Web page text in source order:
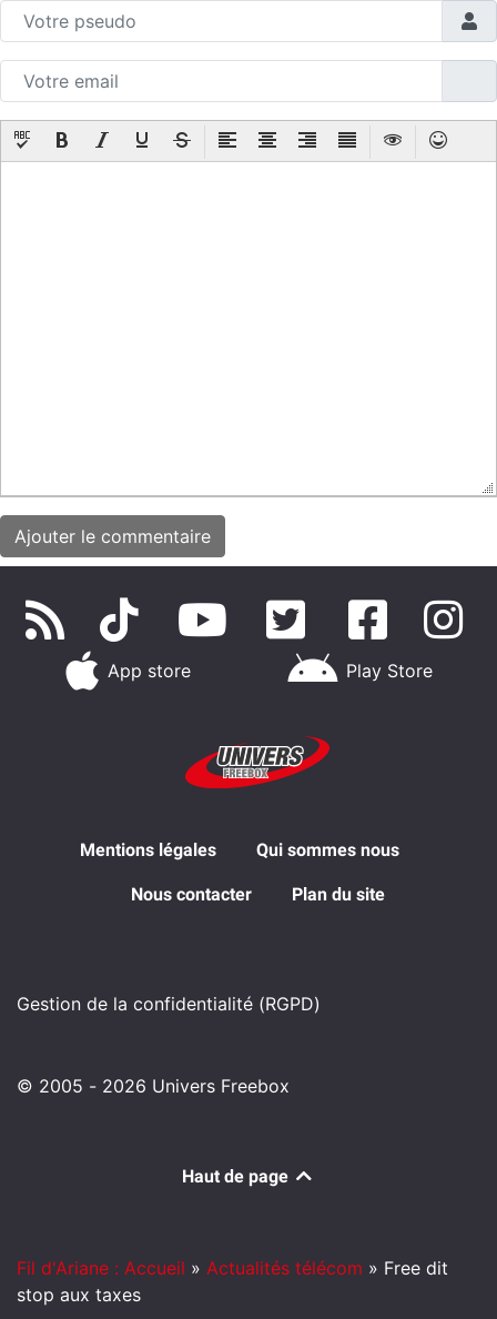
App store Play Store
Mentions légales Qui sommes nous
Nous contacter Plan du site
Gestion de la confidentialité (RGPD)
© 2005 - 2026 Univers Freebox
Haut de page
Fil d'Ariane : Accueil » Actualités télécom » Free dit
stop aux taxes